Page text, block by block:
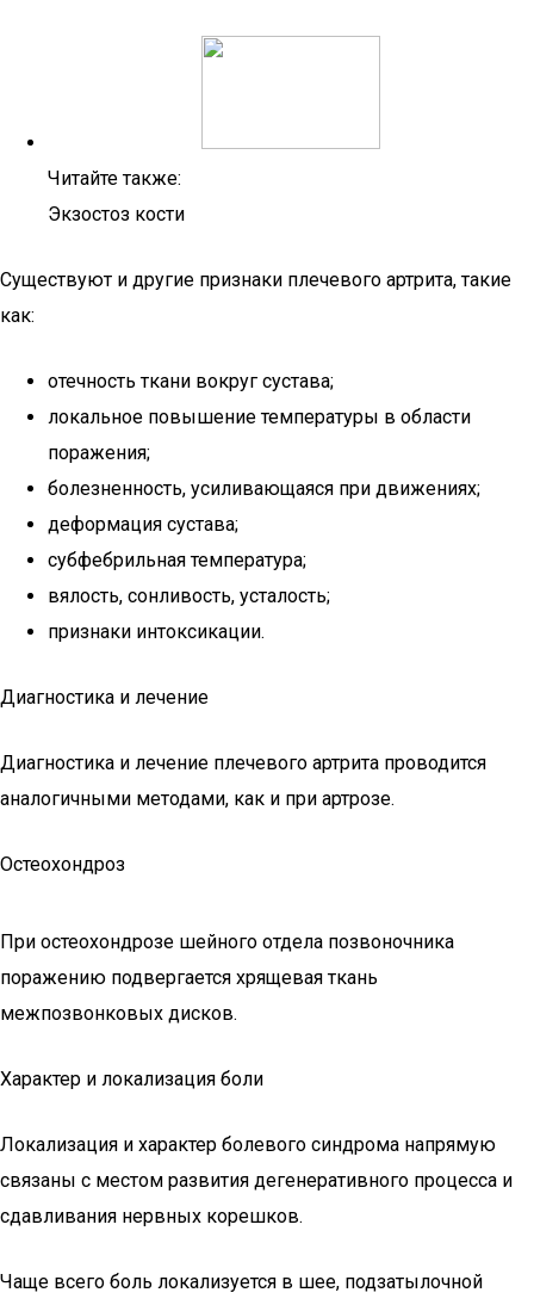
Читайте также:
Экзостоз кости
Существуют и другие признаки плечевого артрита, такие
как:
отечность ткани вокруг сустава;
локальное повышение температуры в области
поражения;
болезненность, усиливающаяся при движениях;
деформация сустава;
субфебрильная температура;
вялость, сонливость, усталость;
признаки интоксикации.
Диагностика и лечение
Диагностика и лечение плечевого артрита проводится
аналогичными методами, как и при артрозе.
Остеохондроз
При остеохондрозе шейного отдела позвоночника
поражению подвергается хрящевая ткань
межпозвонковых дисков.
Характер и локализация боли
Локализация и характер болевого синдрома напрямую
связаны с местом развития дегенеративного процесса и
сдавливания нервных корешков.
Чаще всего боль локализуется в шее, подзатылочной